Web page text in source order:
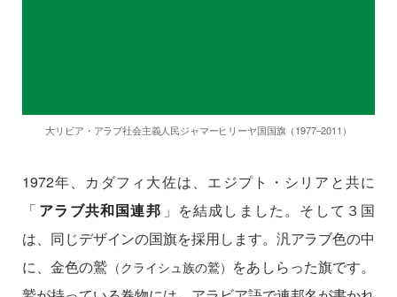
大リビア・アラブ社会主義人民ジャマーヒリーヤ国国旗（1977–2011）
1972年、カダフィ大佐は、エジプト・シリアと共に
「 アラブ共和国連邦 」を結成しました。そして３国
は、同じデザインの国旗を採用します。汎アラブ色の中
に、金色の鷲 （クライシュ族の鷲） をあしらった旗です。